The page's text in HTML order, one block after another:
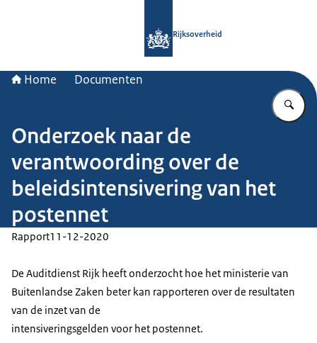
Rijksoverheid
Home Documenten
Onderzoek naar de
verantwoording over de
beleidsintensivering van het
postennet
Rapport11-12-2020
De Auditdienst Rijk heeft onderzocht hoe het ministerie van
Buitenlandse Zaken beter kan rapporteren over de resultaten
van de inzet van de
intensiveringsgelden voor het postennet.